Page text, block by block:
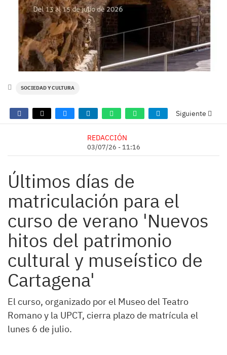
SOCIEDAD Y CULTURA
Siguiente
REDACCIÓN
03/07/26 - 11:16
Últimos días de
matriculación para el
curso de verano 'Nuevos
hitos del patrimonio
cultural y museístico de
Cartagena'
El curso, organizado por el Museo del Teatro
Romano y la UPCT, cierra plazo de matrícula el
lunes 6 de julio.